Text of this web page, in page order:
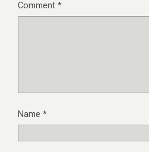
Comment*
Name *